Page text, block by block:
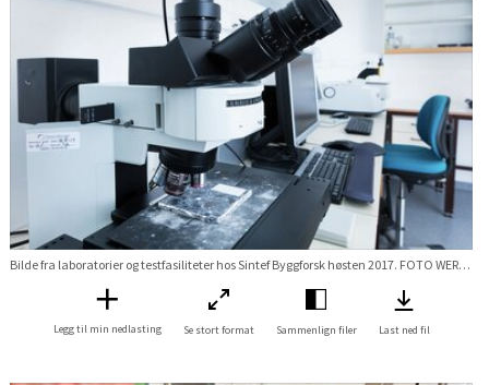
Bilde fra laboratorier og testfasiliteter hos Sintef Byggforsk høsten 2017. FOTO WERNER JUVIK Stikkord Lab labratorie ventilasjon vvs test prøving Forskningsveien 3B
Legg til min nedlasting Se stort format Sammenlign filer Last ned fil